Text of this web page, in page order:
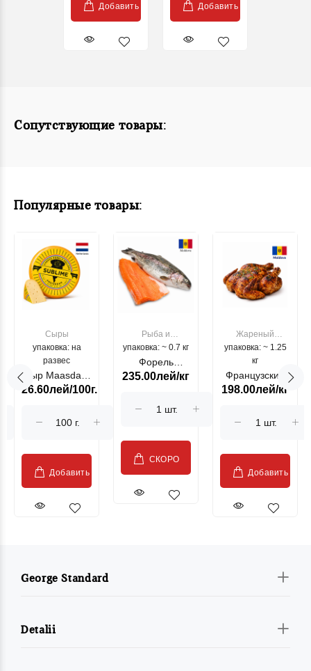
Добавить Добавить
Сопутствующие товары:
Популярные товары:
Сыры
упаковка: на
развес
Сыр Maasdam
Sublime Cow
26.60лей/100г.
Добавить
Рыба и
морепродукты
упаковка: ~ 0.7 кг
Форель
лососевая
Moldovenesc"
235.00лей/кг
СКОРО
Жареный
цыпленок
упаковка: ~ 1.25
кг
Французский
гриль, кг
198.00лей/кг
Добавить
George Standard
Detalii